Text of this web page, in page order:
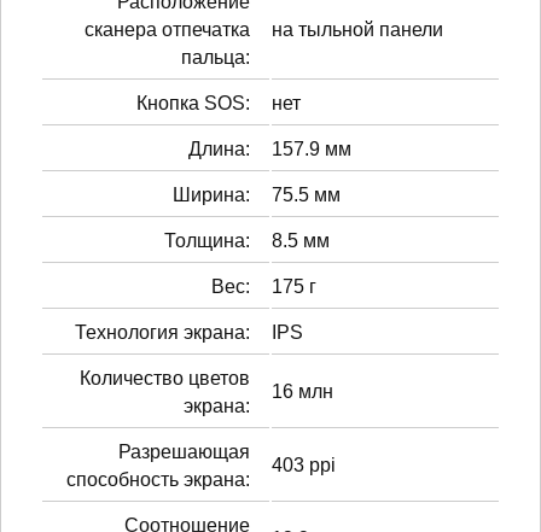
сканера отпечатка
пальца:
на тыльной панели
Кнопка SOS: нет
Длина: 157.9 мм
Ширина: 75.5 мм
Толщина: 8.5 мм
Вес: 175 г
Технология экрана: IPS
Количество цветов
экрана:
16 млн
Разрешающая
способность экрана:
403 ppi
Соотношение